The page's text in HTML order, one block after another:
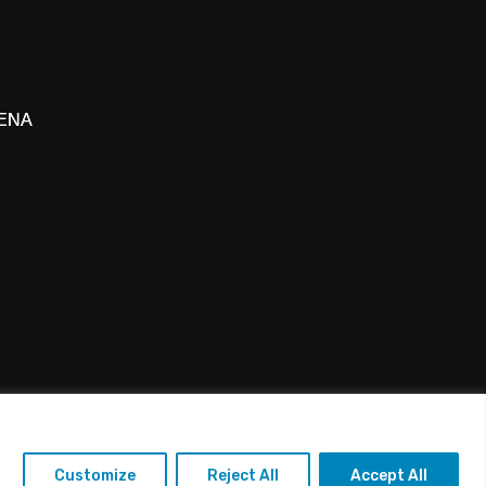
Customize Reject All Accept All